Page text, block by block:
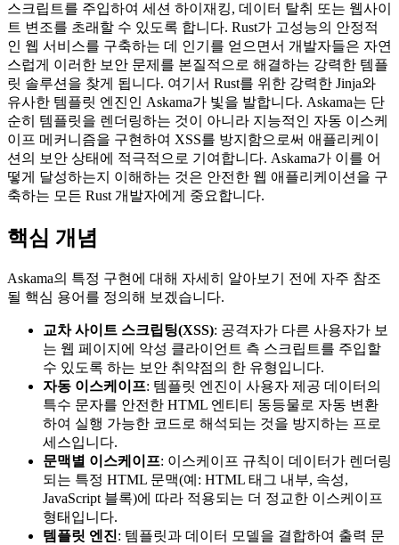
스크립트를 주입하여 세션 하이재킹, 데이터 탈취 또는 웹사이
트 변조를 초래할 수 있도록 합니다. Rust가 고성능의 안정적
인 웹 서비스를 구축하는 데 인기를 얻으면서 개발자들은 자연
스럽게 이러한 보안 문제를 본질적으로 해결하는 강력한 템플
릿 솔루션을 찾게 됩니다. 여기서 Rust를 위한 강력한 Jinja와
유사한 템플릿 엔진인 Askama가 빛을 발합니다. Askama는 단
순히 템플릿을 렌더링하는 것이 아니라 지능적인 자동 이스케
이프 메커니즘을 구현하여 XSS를 방지함으로써 애플리케이
션의 보안 상태에 적극적으로 기여합니다. Askama가 이를 어
떻게 달성하는지 이해하는 것은 안전한 웹 애플리케이션을 구
축하는 모든 Rust 개발자에게 중요합니다.
핵심 개념
Askama의 특정 구현에 대해 자세히 알아보기 전에 자주 참조
될 핵심 용어를 정의해 보겠습니다.
교차 사이트 스크립팅(XSS): 공격자가 다른 사용자가 보
는 웹 페이지에 악성 클라이언트 측 스크립트를 주입할
수 있도록 하는 보안 취약점의 한 유형입니다.
자동 이스케이프: 템플릿 엔진이 사용자 제공 데이터의
특수 문자를 안전한 HTML 엔티티 동등물로 자동 변환
하여 실행 가능한 코드로 해석되는 것을 방지하는 프로
세스입니다.
문맥별 이스케이프: 이스케이프 규칙이 데이터가 렌더링
되는 특정 HTML 문맥(예: HTML 태그 내부, 속성,
JavaScript 블록)에 따라 적용되는 더 정교한 이스케이프
형태입니다.
템플릿 엔진: 템플릿과 데이터 모델을 결합하여 출력 문